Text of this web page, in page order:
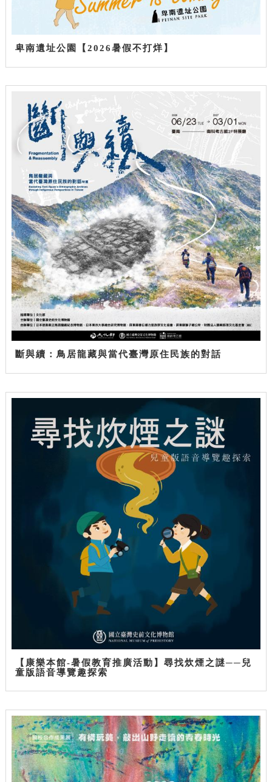
卑南遺址公園【2026暑假不打烊】
斷與續：鳥居龍藏與當代臺灣原住民族的對話
【康樂本館-暑假教育推廣活動】尋找炊煙之謎──兒
童版語音導覽趣探索